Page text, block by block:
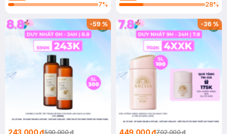
7%
28%
-59%
243.000 ₫590.000 ₫
-36%
449.000 ₫702.000 ₫